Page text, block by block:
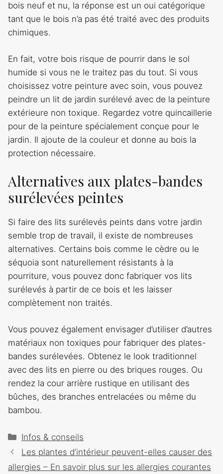
bois neuf et nu, la réponse est un oui catégorique
tant que le bois n’a pas été traité avec des produits
chimiques.
En fait, votre bois risque de pourrir dans le sol
humide si vous ne le traitez pas du tout. Si vous
choisissez votre peinture avec soin, vous pouvez
peindre un lit de jardin surélevé avec de la peinture
extérieure non toxique. Regardez votre quincaillerie
pour de la peinture spécialement conçue pour le
jardin. Il ajoute de la couleur et donne au bois la
protection nécessaire.
Alternatives aux plates-bandes
surélevées peintes
Si faire des lits surélevés peints dans votre jardin
semble trop de travail, il existe de nombreuses
alternatives. Certains bois comme le cèdre ou le
séquoia sont naturellement résistants à la
pourriture, vous pouvez donc fabriquer vos lits
surélevés à partir de ce bois et les laisser
complètement non traités.
Vous pouvez également envisager d’utiliser d’autres
matériaux non toxiques pour fabriquer des plates-
bandes surélevées. Obtenez le look traditionnel
avec des lits en pierre ou des briques rouges. Ou
rendez la cour arrière rustique en utilisant des
bûches, des branches entrelacées ou même du
bambou.
Catégories
Infos & conseils
Navigation
des
Les plantes d’intérieur peuvent-elles causer des
allergies – En savoir plus sur les allergies courantes